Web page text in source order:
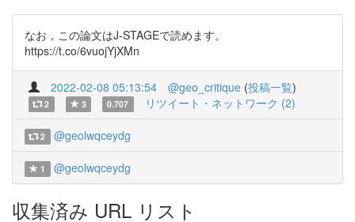
なお，この論文はJ-STAGEで読めます。
https://t.co/6vuojYjXMn
2022-02-08 05:13:54 @geo_critique (投稿一覧)
2 3 0.707 リツイート・ネットワーク (2)
2 @geolwqceydg
1 @geolwqceydg
収集済み URL リスト